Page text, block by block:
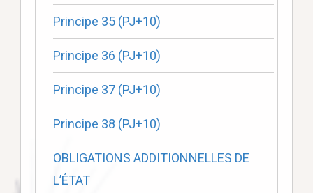
Principe 35 (PJ+10)
Principe 36 (PJ+10)
Principe 37 (PJ+10)
Principe 38 (PJ+10)
OBLIGATIONS ADDITIONNELLES DE
L’ÉTAT